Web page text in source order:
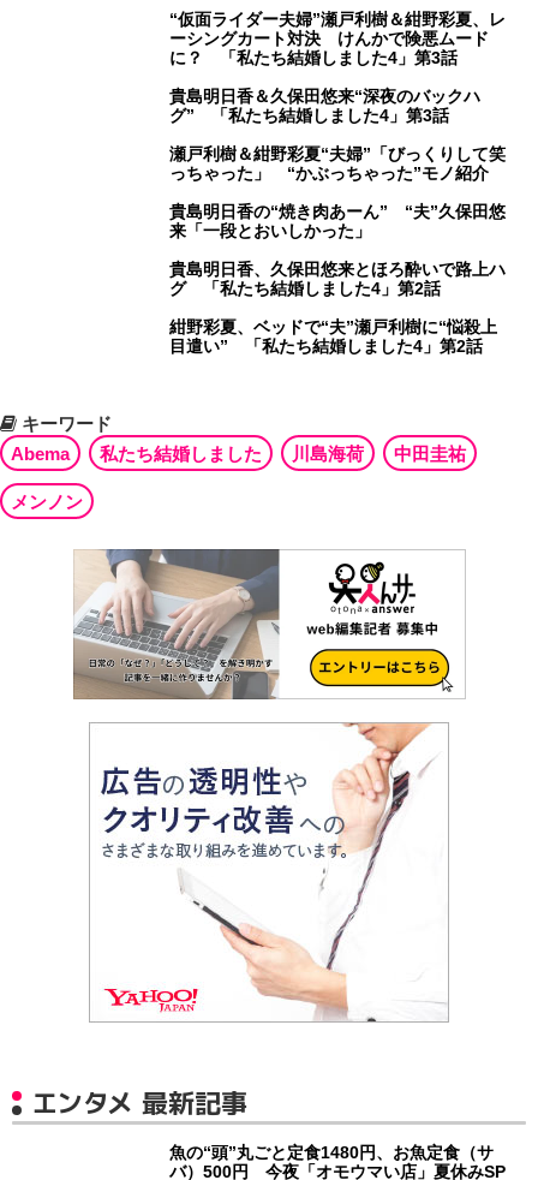
“仮面ライダー夫婦”瀬戸利樹＆紺野彩夏、レ
ーシングカート対決 けんかで険悪ムード
に？ 「私たち結婚しました4」第3話
貴島明日香＆久保田悠来“深夜のバックハ
グ” 「私たち結婚しました4」第3話
瀬戸利樹＆紺野彩夏“夫婦”「びっくりして笑
っちゃった」 “かぶっちゃった”モノ紹介
貴島明日香の“焼き肉あーん” “夫”久保田悠
来「一段とおいしかった」
貴島明日香、久保田悠来とほろ酔いで路上ハ
グ 「私たち結婚しました4」第2話
紺野彩夏、ベッドで“夫”瀬戸利樹に“悩殺上
目遣い” 「私たち結婚しました4」第2話
キーワード
Abema
私たち結婚しました 川島海荷 中田圭祐
メンノン
エンタメ 最新記事
魚の“頭”丸ごと定食1480円、お魚定食（サ
バ）500円 今夜「オモウマい店」夏休みSP